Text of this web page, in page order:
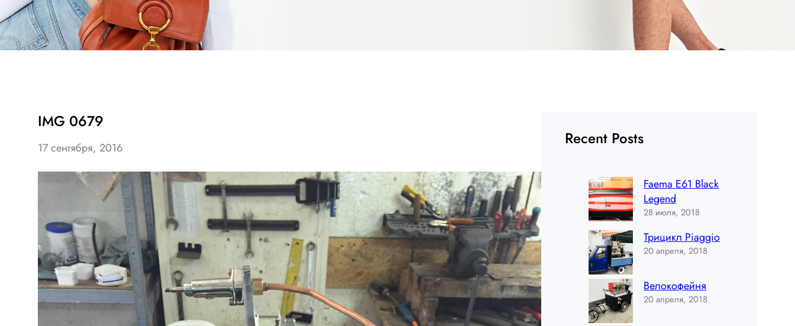
IMG 0679
17 сентября, 2016 Recent Posts
Faema E61 Black
Legend
28 июля, 2018
Трицикл Piaggio
20 апреля, 2018
Велокофейня
20 апреля, 2018